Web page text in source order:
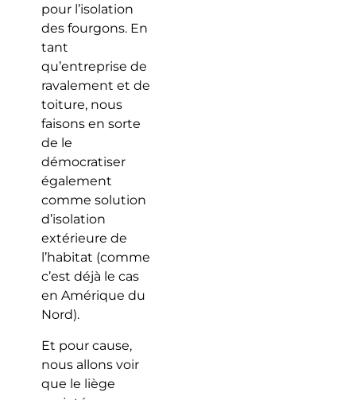
pour l’isolation
des fourgons. En
tant
qu’entreprise de
ravalement et de
toiture, nous
faisons en sorte
de le
démocratiser
également
comme solution
d’isolation
extérieure de
l’habitat (comme
c’est déjà le cas
en Amérique du
Nord).
Et pour cause,
nous allons voir
que le liège